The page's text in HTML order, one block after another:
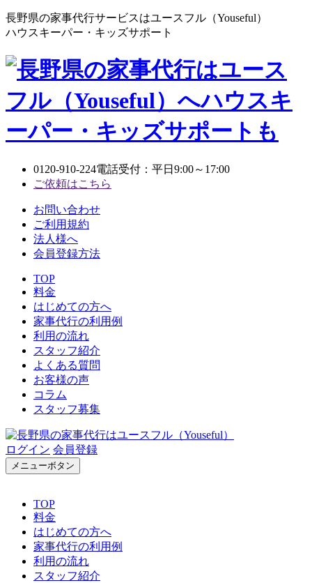
長野県の家事代行サービスはユースフル（Youseful）
ハウスキーパー・キッズサポート
0120-910-224電話受付：平日9:00～17:00
ご依頼はこちら
お問い合わせ
ご利用規約
法人様へ
会員登録方法
TOP
料金
はじめての方へ
家事代行の利用例
利用の流れ
スタッフ紹介
よくある質問
お客様の声
コラム
スタッフ募集
ログイン 会員登録
メニューボタン
TOP
料金
はじめての方へ
家事代行の利用例
利用の流れ
スタッフ紹介